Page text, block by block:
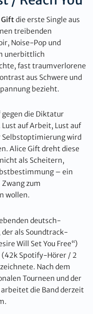
Giftdie erste Single aus
treibenden
Noise-Pop und
unerbittlich
fast traumverlorene
aus Schwere und
bezieht.
die Diktatur
auf Arbeit, Lust auf
Selbstoptimierung wird
Alice Gift dreht diese
als Scheitern,
– ein
zum
wollen.
deutsch-
der als Soundtrack-
Will Set You Free“)
(42k Spotify-Hörer / 2
Nach dem
Tourneen und der
die Band derzeit